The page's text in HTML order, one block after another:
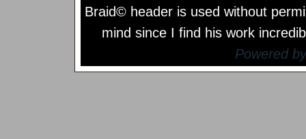
Braid© header is used without
mind since I find his work
Powered